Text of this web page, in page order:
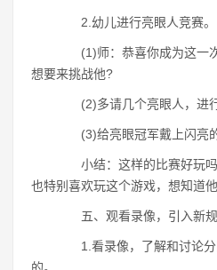
2.幼儿进行亮眼人竞赛。
(1)师：恭喜你成为这一
想要来挑战他?
(2)多请几个亮眼人，进行
(3)给亮眼冠军戴上闪亮的
小结：这样的比赛好玩吗
也特别喜欢玩这个游戏，想知道
五、观看录像，引入新
1.看录像，了解和讨论分